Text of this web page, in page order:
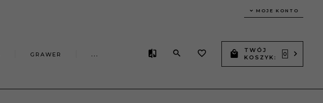
MOJE KONTO
GRAWER ...
TWÓJ
KOSZYK:
0